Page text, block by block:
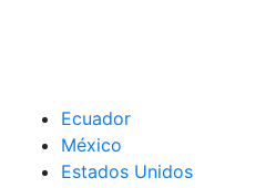
Ecuador
México
Estados Unidos